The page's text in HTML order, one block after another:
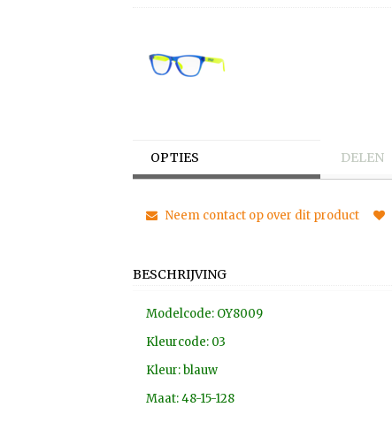
OPTIES DELEN
Neem contact op over dit product
BESCHRIJVING
Modelcode: OY8009
Kleurcode: 03
Kleur: blauw
Maat: 48-15-128